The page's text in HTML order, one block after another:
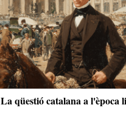
La qüestió catalana a l'època